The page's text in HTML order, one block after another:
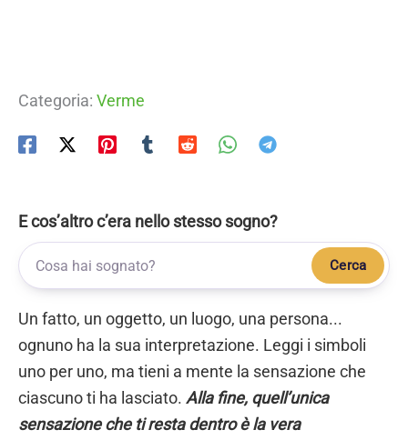
Categoria: Verme
E cos’altro c’era nello stesso sogno?
Cerca
Un fatto, un oggetto, un luogo, una persona...
ognuno ha la sua interpretazione. Leggi i simboli
uno per uno, ma tieni a mente la sensazione che
ciascuno ti ha lasciato. Alla fine, quell’unica
sensazione che ti resta dentro è la vera